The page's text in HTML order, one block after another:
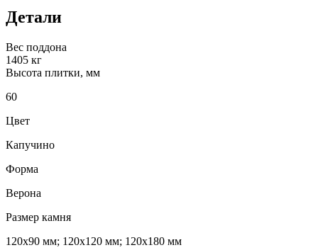
Детали
Вес поддона
1405 кг
Высота плитки, мм
60
Цвет
Капучино
Форма
Верона
Размер камня
120х90 мм; 120х120 мм; 120х180 мм